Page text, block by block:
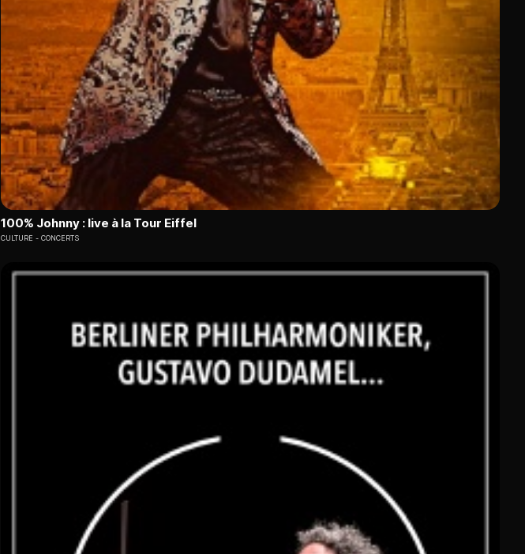
100% Johnny : live à la Tour Eiffel
CULTURE CONCERTS